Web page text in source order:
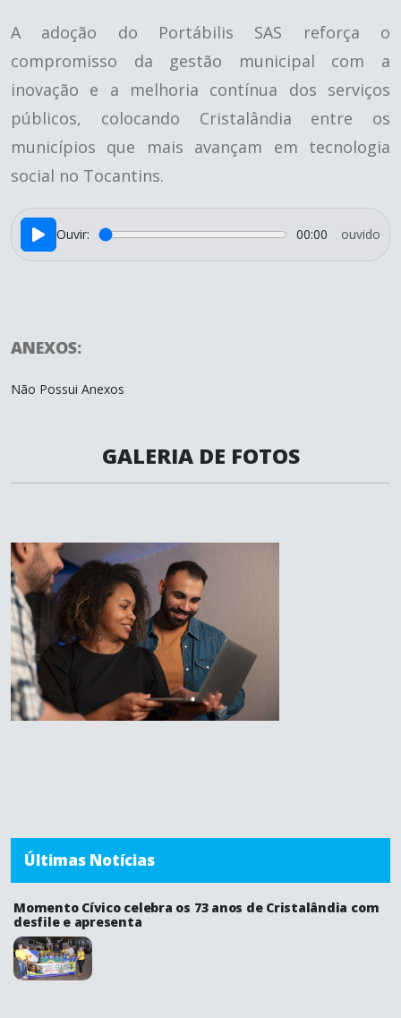
A adoção do Portábilis SAS reforça o
compromisso da gestão municipal com a
inovação e a melhoria contínua dos serviços
públicos, colocando Cristalândia entre os
municípios que mais avançam em tecnologia
social no Tocantins.
Ouvir: 00:00 ouvido
ANEXOS:
Não Possui Anexos
GALERIA DE FOTOS
Últimas Notícias
Momento Cívico celebra os 73 anos de Cristalândia com
desfile e apresenta